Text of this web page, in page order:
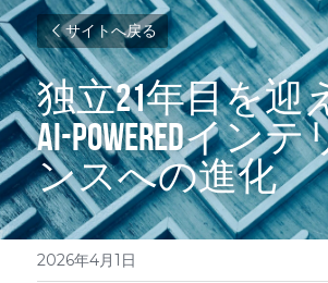
サイトへ戻る
独立21年目を
AI-Poweredイン
ンスへの進化
2026年4月1日